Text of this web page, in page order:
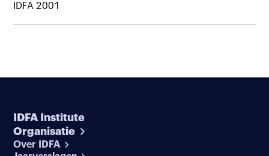
IDFA 2001
IDFA Institute
Organisatie
Over IDFA